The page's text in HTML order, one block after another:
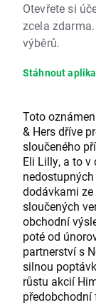
Otevřete si
zcela
výběrů.
Stáhnout
Toto
& Hers dříve
sloučeného
Eli Lilly, a to v
dodávkami
sloučených
obchodní
poté od
partnerství s
silnou
růstu akcií
předobchodní